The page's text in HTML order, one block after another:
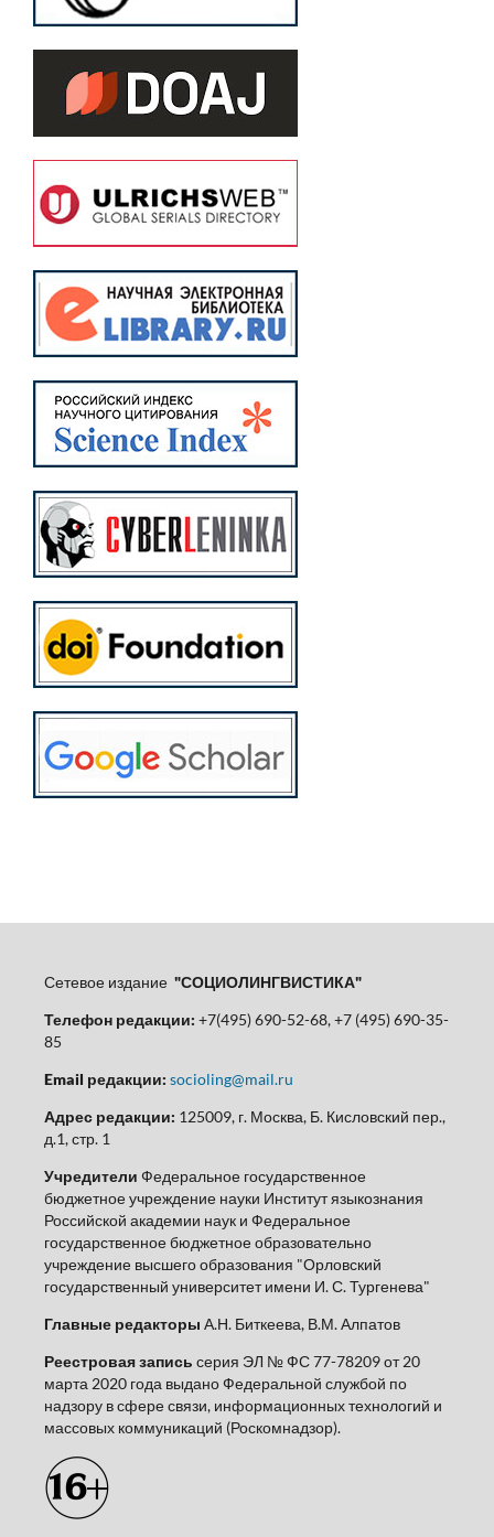
Сетевое издание "СОЦИОЛИНГВИСТИКА"
Телефон редакции: +7(495) 690-52-68, +7 (495) 690-35-
85
Email редакции: socioling@mail.ru
Адрес редакции: 125009, г. Москва, Б. Кисловский пер.,
д.1, стр. 1
Учредители Федеральное государственное
бюджетное учреждение науки Институт языкознания
Российской академии наук и Федеральное
государственное бюджетное образовательно
учреждение высшего образования "Орловский
государственный университет имени И. С. Тургенева"
Главные редакторы А.Н. Биткеева, В.М. Алпатов
Реестровая запись серия ЭЛ № ФС 77-78209 от 20
марта 2020 года выдано Федеральной службой по
надзору в сфере связи, информационных технологий и
массовых коммуникаций (Роскомнадзор).